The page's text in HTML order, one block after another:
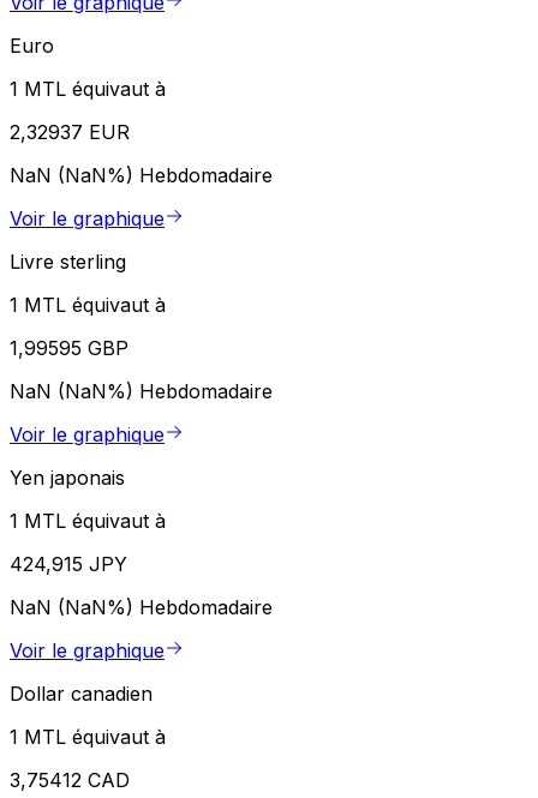
Euro
1 MTL équivaut à
2,32937 EUR
NaN (NaN%) Hebdomadaire
Voir le graphique
Livre sterling
1 MTL équivaut à
1,99595 GBP
NaN (NaN%) Hebdomadaire
Voir le graphique
Yen japonais
1 MTL équivaut à
424,915 JPY
NaN (NaN%) Hebdomadaire
Voir le graphique
Dollar canadien
1 MTL équivaut à
3,75412 CAD